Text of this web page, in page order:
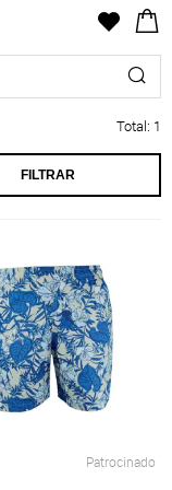
Total: 1
FILTRAR
Patrocinado